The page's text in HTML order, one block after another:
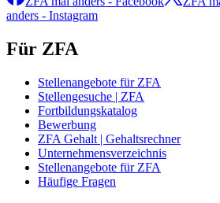
anders - Instagram
Für ZFA
Stellenangebote für ZFA
Stellengesuche | ZFA
Fortbildungskatalog
Bewerbung
ZFA Gehalt | Gehaltsrechner
Unternehmensverzeichnis
Stellenangebote für ZFA
Häufige Fragen